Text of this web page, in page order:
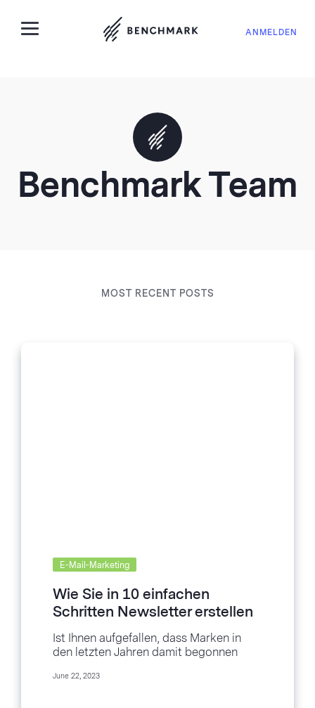
ANMELDEN
Benchmark Team
MOST RECENT POSTS
E-Mail-Marketing
Wie Sie in 10 einfachen
Schritten Newsletter erstellen
kostenlos
Ist Ihnen aufgefallen, dass Marken in
den letzten Jahren damit begonnen
fragen, bevor Sie überhaupt etwas
June 22, 2023